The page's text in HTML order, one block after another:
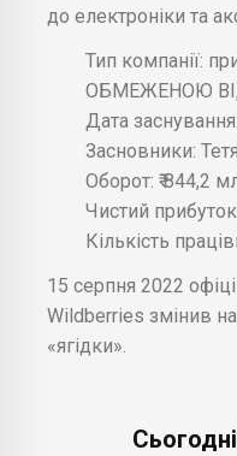
до електроніки та
Тип компанії:
ОБМЕЖЕНОЮ
Дата
Засновники:
Оборот: ₹ 844,2
Чистий
Кількість
15 серпня 2022
Wildberries змінив
«ягідки».